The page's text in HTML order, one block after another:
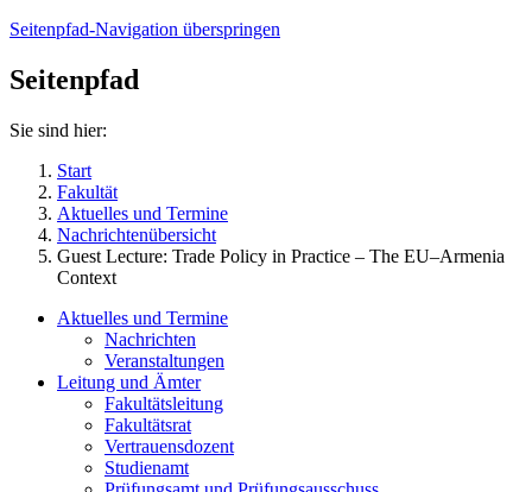
Seitenpfad-Navigation überspringen
Seitenpfad
Sie sind hier:
Start
Fakultät
Aktuelles und Termine
Nachrichtenübersicht
Guest Lecture: Trade Policy in Practice – The EU–Armenia
Context
Aktuelles und Termine
Nachrichten
Veranstaltungen
Leitung und Ämter
Fakultätsleitung
Fakultätsrat
Vertrauensdozent
Studienamt